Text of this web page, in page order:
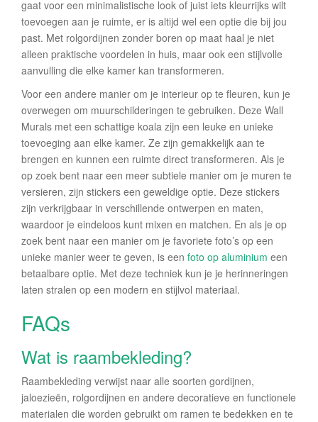
gaat voor een minimalistische look of juist iets kleurrijks wilt
toevoegen aan je ruimte, er is altijd wel een optie die bij jou
past. Met rolgordijnen zonder boren op maat haal je niet
alleen praktische voordelen in huis, maar ook een stijlvolle
aanvulling die elke kamer kan transformeren.
Voor een andere manier om je interieur op te fleuren, kun je
overwegen om muurschilderingen te gebruiken. Deze Wall
Murals met een schattige koala zijn een leuke en unieke
toevoeging aan elke kamer. Ze zijn gemakkelijk aan te
brengen en kunnen een ruimte direct transformeren. Als je
op zoek bent naar een meer subtiele manier om je muren te
versieren, zijn stickers een geweldige optie. Deze stickers
zijn verkrijgbaar in verschillende ontwerpen en maten,
waardoor je eindeloos kunt mixen en matchen. En als je op
zoek bent naar een manier om je favoriete foto’s op een
unieke manier weer te geven, is een foto op aluminium een
betaalbare optie. Met deze techniek kun je je herinneringen
laten stralen op een modern en stijlvol materiaal.
FAQs
Wat is raambekleding?
Raambekleding verwijst naar alle soorten gordijnen,
jaloezieën, rolgordijnen en andere decoratieve en functionele
materialen die worden gebruikt om ramen te bedekken en te